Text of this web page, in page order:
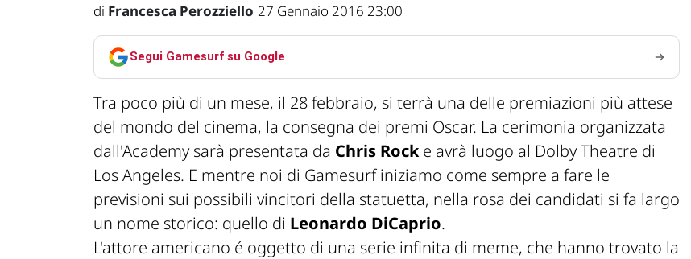
di Francesca Perozziello 27 Gennaio 2016 23:00
Segui Gamesurf su Google
Tra poco più di un mese, il 28 febbraio, si terrà una delle premiazioni più attese
del mondo del cinema, la consegna dei premi Oscar. La cerimonia organizzata
dall'Academy sarà presentata da Chris Rocke avrà luogo al Dolby Theatre di
Los Angeles. E mentre noi di Gamesurf iniziamo come sempre a fare le
previsioni sui possibili vincitori della statuetta, nella rosa dei candidati si fa largo
un nome storico: quello di Leonardo DiCaprio.
L'attore americano é oggetto di una serie infinita di meme, che hanno trovato la